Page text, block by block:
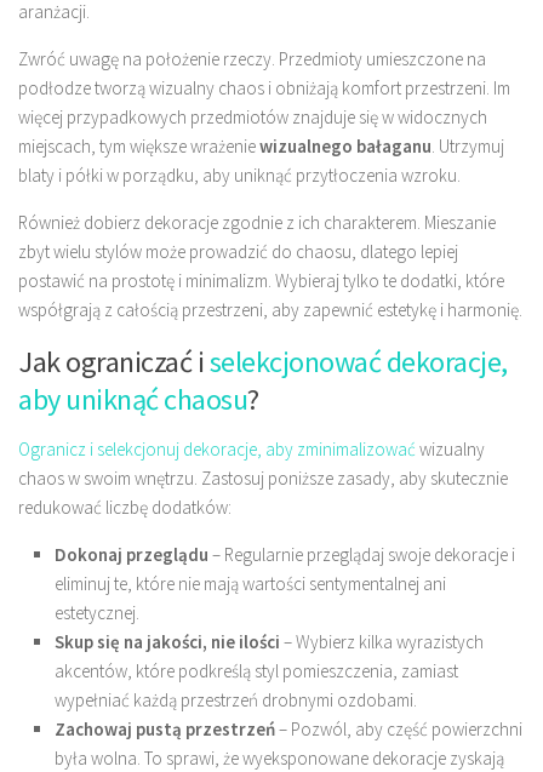
aranżacji.
Zwróć uwagę na położenie rzeczy. Przedmioty umieszczone na
podłodze tworzą wizualny chaos i obniżają komfort przestrzeni. Im
więcej przypadkowych przedmiotów znajduje się w widocznych
miejscach, tym większe wrażeniewizualnego bałaganu . Utrzymuj
blaty i półki w porządku, aby uniknąć przytłoczenia wzroku.
Również dobierz dekoracje zgodnie z ich charakterem. Mieszanie
zbyt wielu stylów może prowadzić do chaosu, dlatego lepiej
postawić na prostotę i minimalizm. Wybieraj tylko te dodatki, które
współgrają z całością przestrzeni, aby zapewnić estetykę i harmonię.
Jak ograniczać iselekcjonować dekoracje,
aby uniknąć chaosu?
Ogranicz i selekcjonuj dekoracje, aby zminimalizować wizualny
chaos w swoim wnętrzu. Zastosuj poniższe zasady, aby skutecznie
redukować liczbę dodatków:
Dokonaj przeglądu – Regularnie przeglądaj swoje dekoracje i
eliminuj te, które nie mają wartości sentymentalnej ani
estetycznej.
Skup się na jakości, nie ilości – Wybierz kilka wyrazistych
akcentów, które podkreślą styl pomieszczenia, zamiast
wypełniać każdą przestrzeń drobnymi ozdobami.
Zachowaj pustą przestrzeń– Pozwól, aby część powierzchni
była wolna. To sprawi, że wyeksponowane dekoracje zyskają